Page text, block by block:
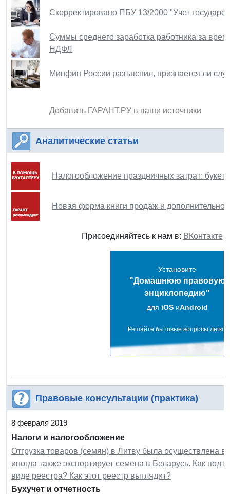
Скорректировано ПБУ 13/2000 "Учет
Суммы среднего заработка работника за
НДФЛ
Минфин России разъяснил, признается ли
Добавить ГАРАНТ.РУ в ваши источники
Аналитические статьи
Налогообложение праздничных затрат:
Новая форма книги продаж и
Присоединяйтесь к нам в: ВКонтакте
Установите
"Домашнюю правовую
энциклопедию"
для iOSиAndroid
Решайте бытовые вопросы легко!
Правовые консультации (практика)
8 февраля 2019
Налоги и налогообложение
Отгрузка товаров (семян) в Литву была осуществлена
иногда также экспортирует семена в Беларусь. Как
виде реестра? Как этот реестр выглядит?
Бухучет и отчетность